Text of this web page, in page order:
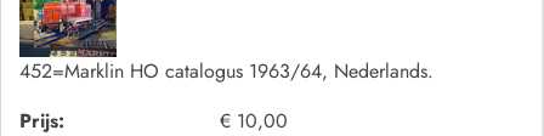
452=Marklin HO catalogus 1963/64, Nederlands.
Prijs:
€ 10,00